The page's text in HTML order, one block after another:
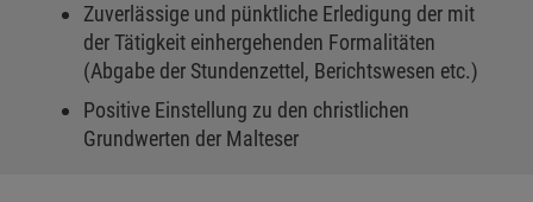
Zuverlässige und pünktliche Erledigung der mit
der Tätigkeit einhergehenden Formalitäten
(Abgabe der Stundenzettel, Berichtswesen etc.)
Positive Einstellung zu den christlichen
Grundwerten der Malteser